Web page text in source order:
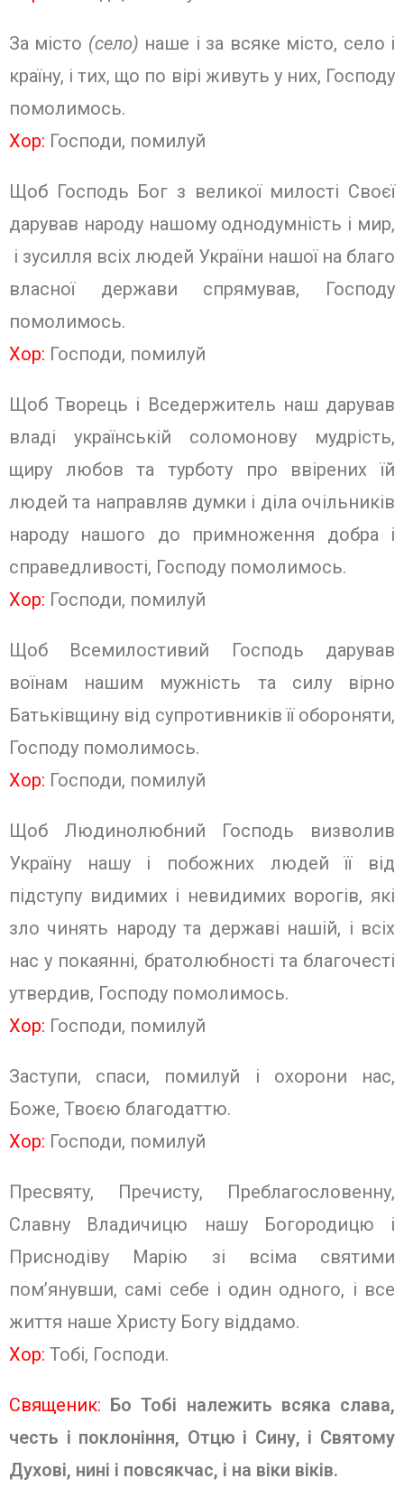
За місто (село) наше і за всяке місто, село і
країну, і тих, що по вірі живуть у них, Господу
помолимось.
Хор: Господи, помилуй
Щоб Господь Бог з великої милості Своєї
дарував народу нашому однодумність і мир,
і зусилля всіх людей України нашої на благо
власної держави спрямував, Господу
помолимось.
Хор: Господи, помилуй
Щоб Творець і Вседержитель наш дарував
владі українській соломонову мудрість,
щиру любов та турботу про ввірених їй
людей та направляв думки і діла очільників
народу нашого до примноження добра і
справедливості, Господу помолимось.
Хор: Господи, помилуй
Щоб Всемилостивий Господь дарував
воїнам нашим мужність та силу вірно
Батьківщину від супротивників її обороняти,
Господу помолимось.
Хор: Господи, помилуй
Щоб Людинолюбний Господь визволив
Україну нашу і побожних людей її від
підступу видимих і невидимих ворогів, які
зло чинять народу та державі нашій, і всіх
нас у покаянні, братолюбності та благочесті
утвердив, Господу помолимось.
Хор: Господи, помилуй
Заступи, спаси, помилуй і охорони нас,
Боже, Твоєю благодаттю.
Хор: Господи, помилуй
Пресвяту, Пречисту, Преблагословенну,
Славну Владичицю нашу Богородицю і
Приснодіву Марію зі всіма святими
пом’янувши, самі себе і один одного, і все
життя наше Христу Богу віддамо.
Хор: Тобі, Господи.
Священик: Бо Тобі належить всяка слава,
честь і поклоніння, Отцю і Сину, і Святому
Духові, нині і повсякчас, і на віки віків.